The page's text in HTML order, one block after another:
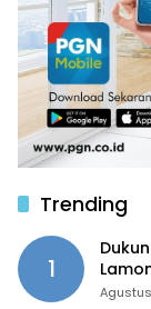
Trending
1